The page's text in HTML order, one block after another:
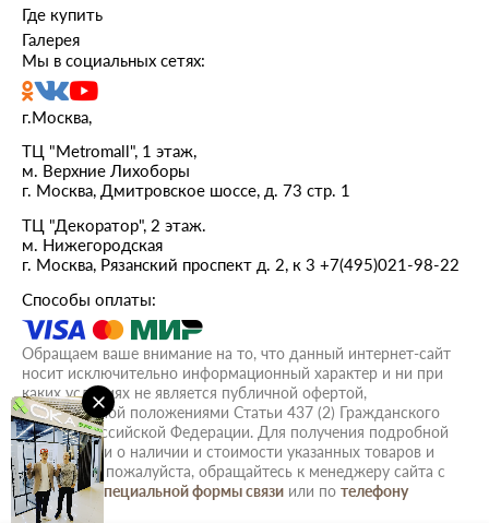
г.Москва,
ТЦ "Metromall", 1 этаж,
м. Верхние Лихоборы
г. Москва, Дмитровское шоссе, д. 73 стр. 1
ТЦ "Декоратор", 2 этаж.
м. Нижегородская
г. Москва, Рязанский проспект д. 2, к 3 +7(495)021-98-22
Способы оплаты:
Где купить
Галерея
Мы в социальных сетях:
Обращаем ваше внимание на то, что данный интернет-сайт
носит исключительно информационный характер и ни при
каких условиях не является публичной офертой,
определяемой положениями Статьи 437 (2) Гражданского
кодекса Российской Федерации. Для получения подробной
информации о наличии и стоимости указанных товаров и
(или) услуг, пожалуйста, обращайтесь к менеджеру сайта с
помощьюспециальной формы связи или по телефону